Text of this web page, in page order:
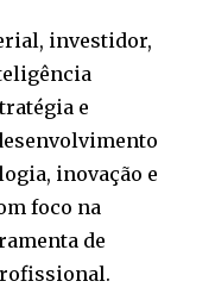
investidor,
e
inovação e
foco na
de